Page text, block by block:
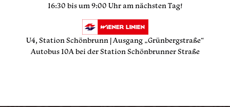
16:30 bis um 9:00 Uhr am nächsten Tag!
U4, Station Schönbrunn | Ausgang „Grünbergstraße“
Autobus 10A bei der Station Schönbrunner Straße